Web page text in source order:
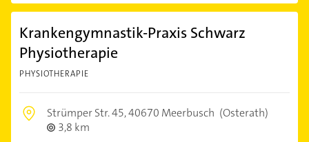
Krankengymnastik-Praxis Schwarz
Physiotherapie
PHYSIOTHERAPIE
Strümper Str. 45,40670 Meerbusch (Osterath)
3,8 km